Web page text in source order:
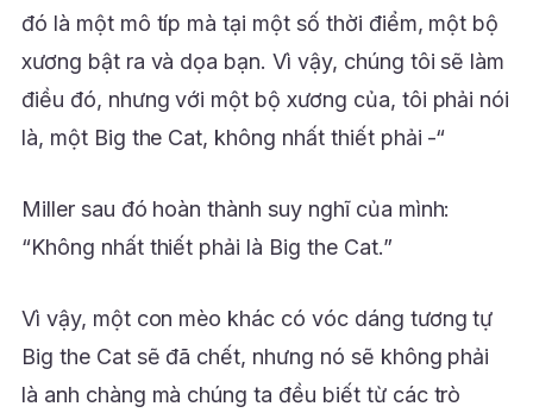
đó là một mô típ mà tại một số thời điểm, một bộ
xương bật ra và dọa bạn. Vì vậy, chúng tôi sẽ làm
điều đó, nhưng với một bộ xương của, tôi phải nói
là, một Big the Cat, không nhất thiết phải -“
Miller sau đó hoàn thành suy nghĩ của mình:
“Không nhất thiết phải là Big the Cat.”
Vì vậy, một con mèo khác có vóc dáng tương tự
Big the Cat sẽ đã chết, nhưng nó sẽ không phải
là anh chàng mà chúng ta đều biết từ các trò